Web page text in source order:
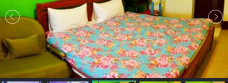
房
直
跟